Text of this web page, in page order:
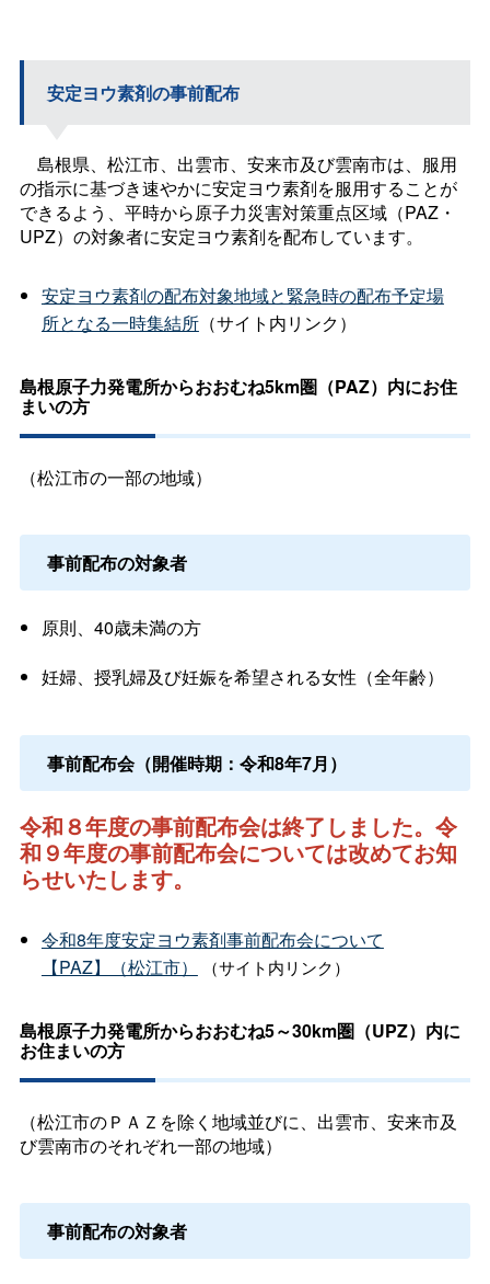
安定ヨウ素剤の事前配布
島根県、松江市、出雲市、安来市及び雲南市は、服用
の指示に基づき速やかに安定ヨウ素剤を服用することが
できるよう、平時から原子力災害対策重点区域（PAZ・
UPZ）の対象者に安定ヨウ素剤を配布しています。
安定ヨウ素剤の配布対象地域と緊急時の配布予定場
所となる一時集結所（サイト内リンク）
島根原子力発電所からおおむね5km圏（PAZ）内にお住
まいの方
（松江市の一部の地域）
事前配布の対象者
原則、40歳未満の方
妊婦、授乳婦及び妊娠を希望される女性（全年齢）
事前配布会（開催時期：令和8年7月）
令和８年度の事前配布会は終了しました。令
和９年度の事前配布会については改めてお知
らせいたします。
令和8年度安定ヨウ素剤事前配布会について
【PAZ】（松江市）
（サイト内リンク）
島根原子力発電所からおおむね5～30km圏（UPZ）内に
お住まいの方
（松江市のＰＡＺを除く地域並びに、出雲市、安来市及
び雲南市のそれぞれ一部の地域）
事前配布の対象者